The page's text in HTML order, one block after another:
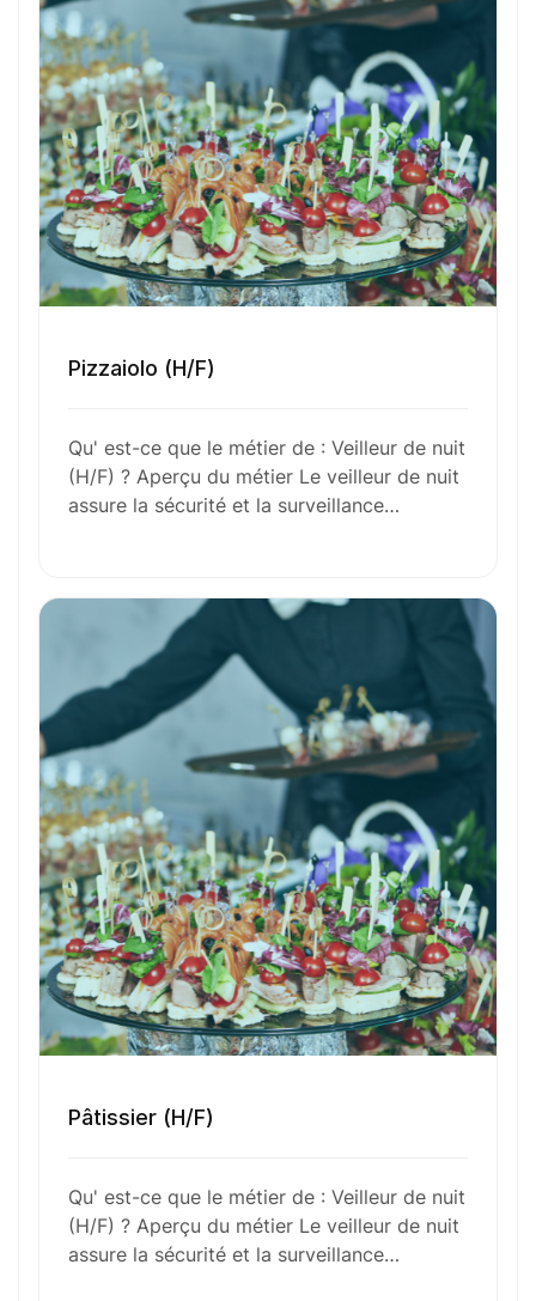
de l’accueil des visiteurs tardifs et de la gestion
des situations imprévues, garantissant ainsi un
environnement calme et sécurisé tout au long de
la nuit.
Fonctions Principales
Outils et Technologies ️
Perspectives de carrière
Avantages
Ces métiers peuvent vous intéresser
Toutes nos fiches métiers
Envie de commencer
l’aventure avec
Déposez votrecandidature
spontanée
Pizzaiolo (H/F)
Qu' est-ce que le métier de : Veilleur de nuit
(H/F) ? Aperçu du métier Le veilleur de nuit
assure la sécurité et la surveillance…
Pâtissier (H/F)
Qu' est-ce que le métier de : Veilleur de nuit
(H/F) ? Aperçu du métier Le veilleur de nuit
assure la sécurité et la surveillance…